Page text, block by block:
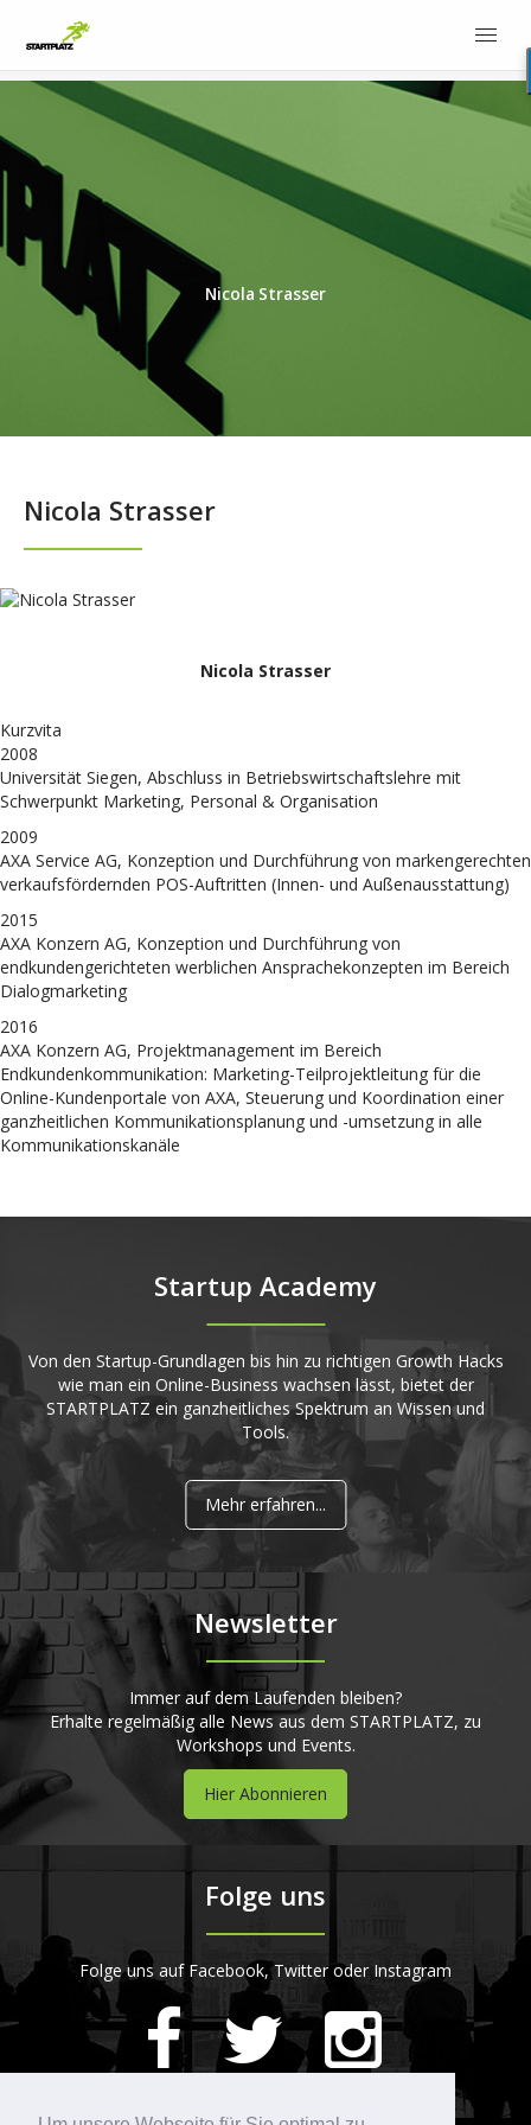
Nicola Strasser
Nicola Strasser
Nicola Strasser
Kurzvita
2008
Universität Siegen, Abschluss in Betriebswirtschaftslehre mit
Schwerpunkt Marketing, Personal & Organisation
2009
AXA Service AG, Konzeption und Durchführung von markengerechten
verkaufsfördernden POS-Auftritten (Innen- und Außenausstattung)
2015
AXA Konzern AG, Konzeption und Durchführung von
endkundengerichteten werblichen Ansprachekonzepten im Bereich
Dialogmarketing
2016
AXA Konzern AG, Projektmanagement im Bereich
Endkundenkommunikation: Marketing-Teilprojektleitung für die
Online-Kundenportale von AXA, Steuerung und Koordination einer
ganzheitlichen Kommunikationsplanung und -umsetzung in alle
Kommunikationskanäle
Startup Academy
Von den Startup-Grundlagen bis hin zu richtigen Growth Hacks
wie man ein Online-Business wachsen lässt, bietet der
STARTPLATZ ein ganzheitliches Spektrum an Wissen und
Tools.
Mehr erfahren...
Newsletter
Immer auf dem Laufenden bleiben?
Erhalte regelmäßig alle News aus dem STARTPLATZ, zu
Workshops und Events.
Hier Abonnieren
Folge uns
Folge uns auf Facebook, Twitter oder Instagram
420Bewertungen auf ProvenExpert.com